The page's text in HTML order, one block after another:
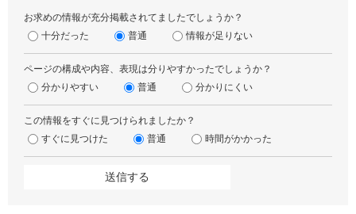
お求めの情報が充分掲載されてましたでしょうか？
十分だった
普通 情報が足りない
ページの構成や内容、表現は分りやすかったでしょうか？
分かりやすい
普通 分かりにくい
この情報をすぐに見つけられましたか？
すぐに見つけた
普通 時間がかかった